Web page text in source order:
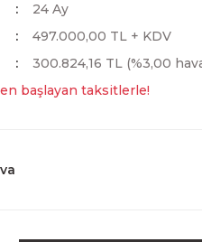
24 Ay
497.000,00 TL + KDV
300.824,16 TL (%3,00
başlayan taksitlerle!